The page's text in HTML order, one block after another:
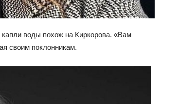
воды похож на Киркорова. «Вам
своим поклонникам.